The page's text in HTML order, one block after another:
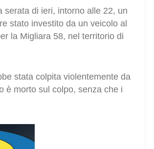
serata di ieri, intorno alle 22, un
stato investito da un veicolo al
la Migliara 58, nel territorio di
stata colpita violentemente da
è morto sul colpo, senza che i